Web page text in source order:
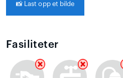
📸 Last opp et bilde
Fasiliteter